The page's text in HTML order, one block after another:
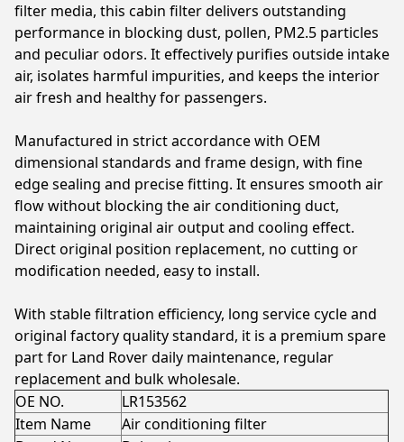
filter media, this cabin filter delivers outstanding
performance in blocking dust, pollen, PM2.5 particles
and peculiar odors. It effectively purifies outside intake
air, isolates harmful impurities, and keeps the interior
air fresh and healthy for passengers.
Manufactured in strict accordance with OEM
dimensional standards and frame design, with fine
edge sealing and precise fitting. It ensures smooth air
flow without blocking the air conditioning duct,
maintaining original air output and cooling effect.
Direct original position replacement, no cutting or
modification needed, easy to install.
With stable filtration efficiency, long service cycle and
original factory quality standard, it is a premium spare
part for Land Rover daily maintenance, regular
replacement and bulk wholesale.
OE NO.
LR153562
Item Name
Air conditioning filter